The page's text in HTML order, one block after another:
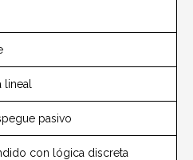
pasivo
con lógica discreta